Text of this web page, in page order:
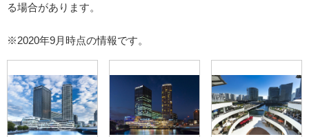
る場合があります。
※2020年9月時点の情報です。